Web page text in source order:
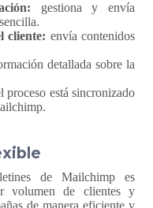
gestiona y envía
cliente: envía contenidos
detallada sobre la
proceso está sincronizado
de Mailchimp es
volumen de clientes y
de manera eficiente y